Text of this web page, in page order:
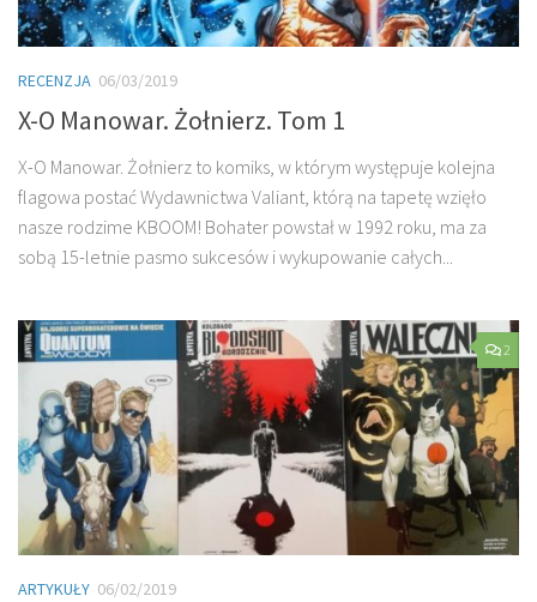
RECENZJA 06/03/2019
X-O Manowar. Żołnierz. Tom 1
X-O Manowar. Żołnierz to komiks, w którym występuje kolejna
flagowa postać Wydawnictwa Valiant, którą na tapetę wzięło
nasze rodzime KBOOM! Bohater powstał w 1992 roku, ma za
sobą 15-letnie pasmo sukcesów i wykupowanie całych...
2
ARTYKUŁY 06/02/2019